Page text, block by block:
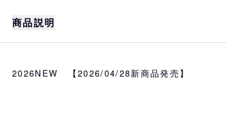
商品説明
グにも自然に馴染む、こなれ感のある仕上が
2026NEW 【2026/04/28新商品発売】